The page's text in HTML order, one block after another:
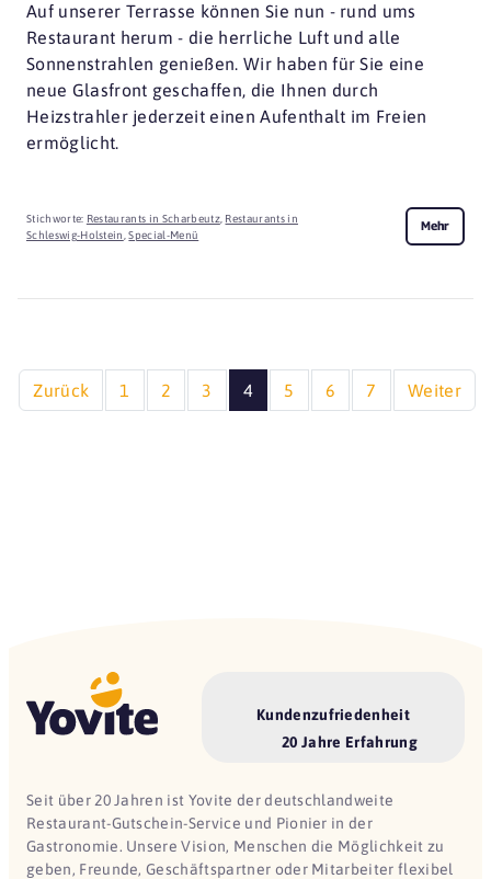
Auf unserer Terrasse können Sie nun - rund ums
Restaurant herum - die herrliche Luft und alle
Sonnenstrahlen genießen. Wir haben für Sie eine
neue Glasfront geschaffen, die Ihnen durch
Heizstrahler jederzeit einen Aufenthalt im Freien
ermöglicht.
Stichworte: Restaurants in Scharbeutz, Restaurants in
Schleswig-Holstein ,Special-Menü
Mehr
Zurück 1 2 3 4 5 6 7 Weiter
Kundenzufriedenheit
20 Jahre Erfahrung
Seit über 20 Jahren ist Yovite der deutschlandweite
Restaurant-Gutschein-Service und Pionier in der
Gastronomie. Unsere Vision, Menschen die Möglichkeit zu
geben, Freunde, Geschäftspartner oder Mitarbeiter flexibel